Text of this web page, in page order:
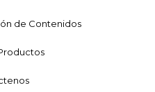
de Contenidos